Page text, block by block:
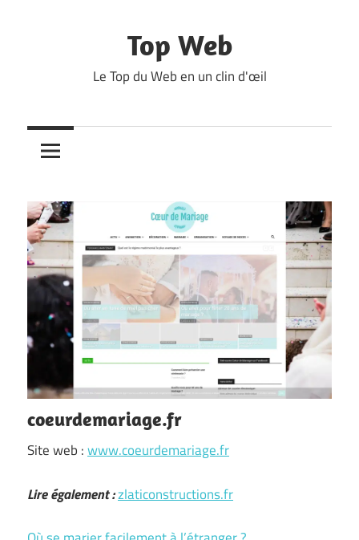
Top Web
Le Top du Web en un clin d'œil
coeurdemariage.fr
Site web :www.coeurdemariage.fr
Lire également :zlaticonstructions.fr